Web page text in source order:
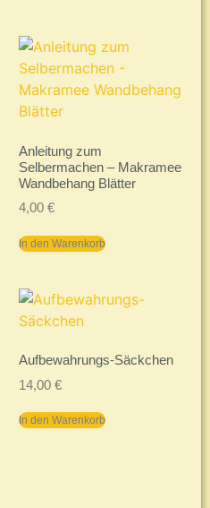
Anleitung zum
Selbermachen – Makramee
Wandbehang Blätter
4,00 €
In den Warenkorb
Aufbewahrungs-Säckchen
14,00 €
In den Warenkorb